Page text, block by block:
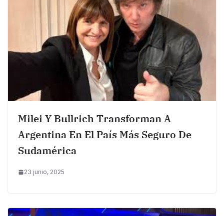
Milei Y Bullrich Transforman A
Argentina En El País Más Seguro De
Sudamérica
23 junio, 2025